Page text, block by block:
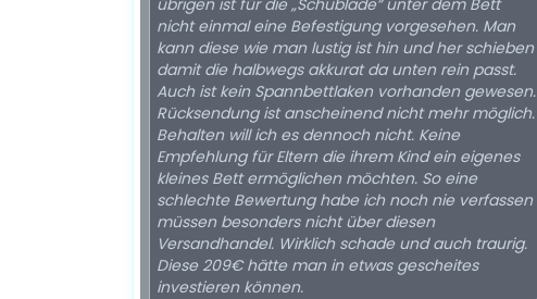
übrigen ist für die „Schublade“ unter dem Bett
nicht einmal eine Befestigung vorgesehen. Man
kann diese wie man lustig ist hin und her schieben
damit die halbwegs akkurat da unten rein passt.
Auch ist kein Spannbettlaken vorhanden gewesen.
Rücksendung ist anscheinend nicht mehr möglich.
Behalten will ich es dennoch nicht. Keine
Empfehlung für Eltern die ihrem Kind ein eigenes
kleines Bett ermöglichen möchten. So eine
schlechte Bewertung habe ich noch nie verfassen
müssen besonders nicht über diesen
Versandhandel. Wirklich schade und auch traurig.
Diese 209€ hätte man in etwas gescheites
investieren können.